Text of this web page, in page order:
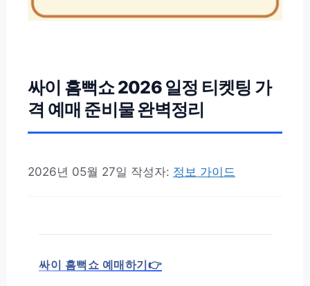
싸이 흠뻑쇼 2026 일정 티켓팅 가
격 예매 준비물 완벽정리
2026년 05월 27일 작성자: 정보 가이드
싸이 흠뻑쇼 예매하기👉